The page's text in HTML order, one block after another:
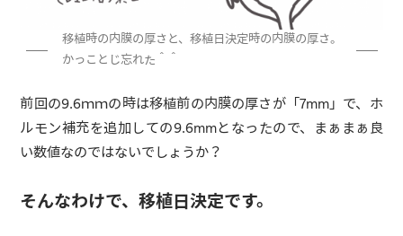
移植時の内膜の厚さと、移植日決定時の内膜の厚さ。
かっことじ忘れた＾＾
前回の9.6ｍｍの時は移植前の内膜の厚さが「7mm」で、ホ
ルモン補充を追加しての9.6mmとなったので、まぁまぁ良
い数値なのではないでしょうか？
そんなわけで、移植日決定です。